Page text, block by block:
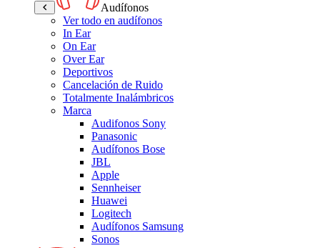
Audífonos
Ver todo en audífonos
In Ear
On Ear
Over Ear
Deportivos
Cancelación de Ruido
Totalmente Inalámbricos
Marca
Audifonos Sony
Panasonic
Audífonos Bose
JBL
Apple
Sennheiser
Huawei
Logitech
Audífonos Samsung
Sonos